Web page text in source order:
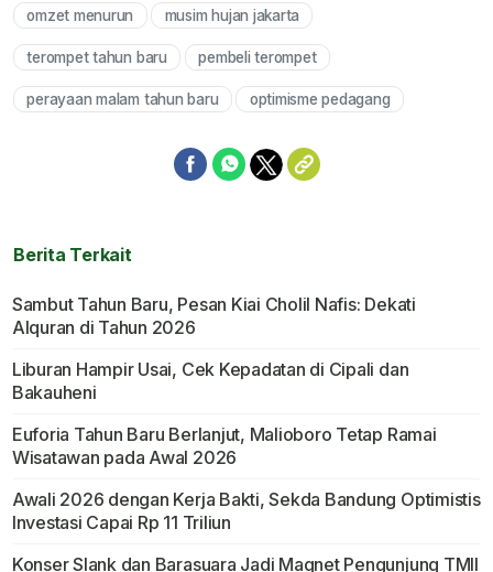
omzet menurun musim hujan jakarta
terompet tahun baru pembeli terompet
perayaan malam tahun baru optimisme pedagang
Berita Terkait
Sambut Tahun Baru, Pesan Kiai Cholil Nafis: Dekati
Alquran di Tahun 2026
Liburan Hampir Usai, Cek Kepadatan di Cipali dan
Bakauheni
Euforia Tahun Baru Berlanjut, Malioboro Tetap Ramai
Wisatawan pada Awal 2026
Awali 2026 dengan Kerja Bakti, Sekda Bandung Optimistis
Investasi Capai Rp 11 Triliun
Konser Slank dan Barasuara Jadi Magnet Pengunjung TMII